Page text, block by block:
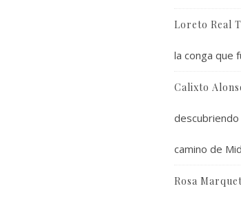
Loreto Real
la conga que
Calixto
descubriendo
camino de
Rosa